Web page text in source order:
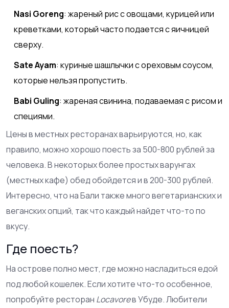
Nasi Goreng: жареный рис с овощами, курицей или
креветками, который часто подается с яичницей
сверху.
Sate Ayam: куриные шашлычки с ореховым соусом,
которые нельзя пропустить.
Babi Guling: жареная свинина, подаваемая с рисом и
специями.
Цены в местных ресторанах варьируются, но, как
правило, можно хорошо поесть за 500-800 рублей за
человека. В некоторых более простых варунгах
(местных кафе) обед обойдется и в 200-300 рублей.
Интересно, что на Бали также много вегетарианских и
веганских опций, так что каждый найдет что-то по
вкусу.
Где поесть?
На острове полно мест, где можно насладиться едой
под любой кошелек. Если хотите что-то особенное,
попробуйте ресторан Locavoreв Убуде. Любители